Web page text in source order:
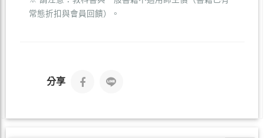
常態折扣與會員回饋）。
分享